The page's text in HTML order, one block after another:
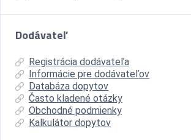
Dodávateľ
Registrácia dodávateľa
Informácie pre dodávateľov
Databáza dopytov
Často kladené otázky
Obchodné podmienky
Kalkulátor dopytov